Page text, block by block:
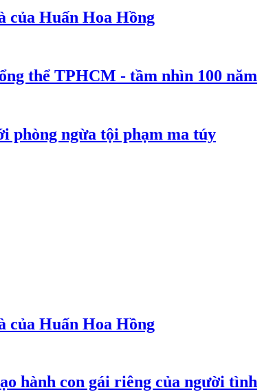
của Huấn Hoa Hồng
thể TPHCM - tầm nhìn 100 năm
phòng ngừa tội phạm ma túy
của Huấn Hoa Hồng
hành con gái riêng của người tình